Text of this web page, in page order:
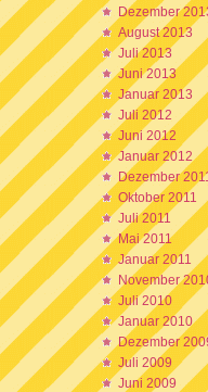
Dezember
August 2013
Juli 2013
Juni 2013
Januar 2013
Juli 2012
Juni 2012
Januar 2012
Dezember
Oktober 2011
Juli 2011
Mai 2011
Januar 2011
November
Juli 2010
Januar 2010
Dezember
Juli 2009
Juni 2009